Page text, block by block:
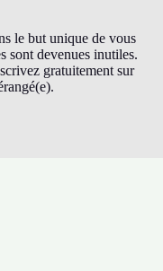
le but unique de vous
sont devenues inutiles.
gratuitement sur